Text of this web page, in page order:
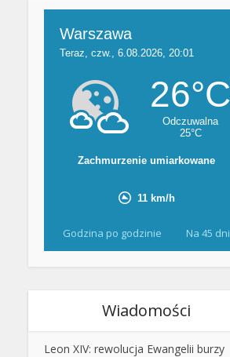
Godzina po godzinie Na 45 dni
Wiadomości
Leon XIV: rewolucja Ewangelii burzy